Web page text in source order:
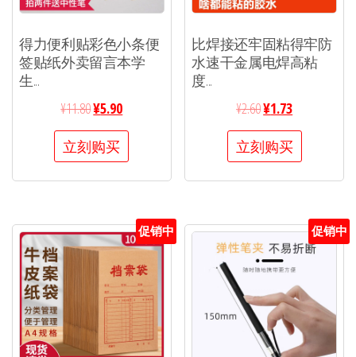
得力便利贴彩色小条便
签贴纸外卖留言本学
生...
¥11.80¥5.90
立刻购买
比焊接还牢固粘得牢防
水速干金属电焊高粘
度...
¥2.60¥1.73
立刻购买
促销中 促销中